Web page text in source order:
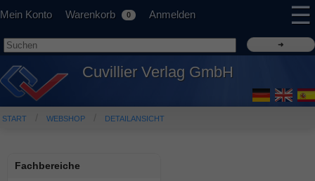
Mein Konto Warenkorb 0 Anmelden ☰
Cuvillier Verlag GmbH
START WEBSHOP DETAILANSICHT
Fachbereiche